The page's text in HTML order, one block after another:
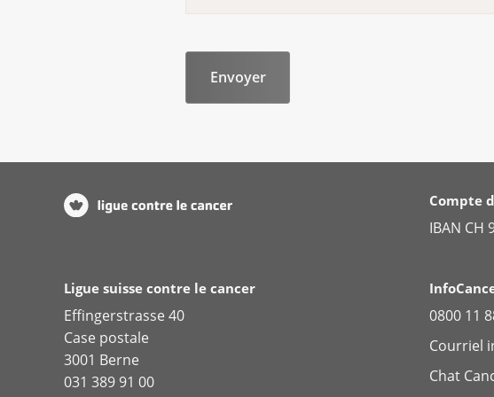
se trouve dans vos fluides corporels :
Il se peut que vous n'ayez que des
quelque temps après le traitement.
Compte
IBAN CH
Ligue suisse contre le cancer
Effingerstrasse 40
Case postale
3001 Berne
031 389 91 00
0800 11
Courriel
Chat